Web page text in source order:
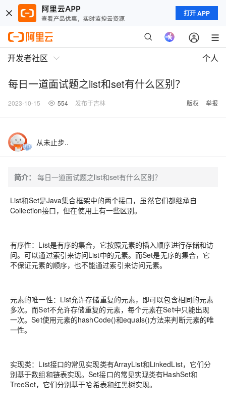
打开 APP
开发者社区 个人
每日一道面试题之list和set有什么区别？
2023-10-15 554 发布于吉林 版权 举报
从未止步..
简介： 每日一道面试题之list和set有什么区别？
List和Set是Java集合框架中的两个接口，虽然它们都继承自
Collection接口，但在使用上有一些区别。
有序性：List是有序的集合，它按照元素的插入顺序进行存储和访
问。可以通过索引来访问List中的元素。而Set是无序的集合，它
不保证元素的顺序，也不能通过索引来访问元素。
元素的唯一性：List允许存储重复的元素，即可以包含相同的元素
多次。而Set不允许存储重复的元素，每个元素在Set中只能出现
一次。Set使用元素的hashCode()和equals()方法来判断元素的唯
一性。
实现类：List接口的常见实现类有ArrayList和LinkedList，它们分
别基于数组和链表实现。Set接口的常见实现类有HashSet和
TreeSet，它们分别基于哈希表和红黑树实现。